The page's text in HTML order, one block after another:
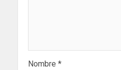
Nombre *